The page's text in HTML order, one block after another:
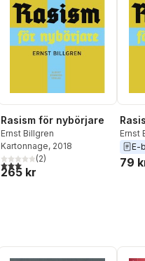
Rasism för nybörjare
Ernst Billgren
Kartonnage, 2018
3,0utav 5 stjärnor. Totalt antal
(2)
265 kr
Ernst
E-
79